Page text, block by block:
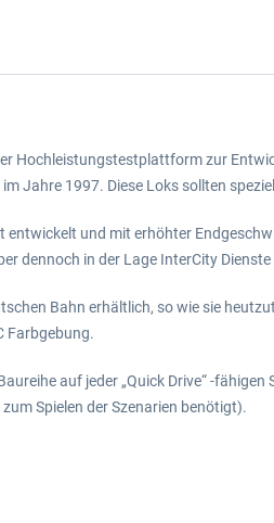
Hochleistungstestplattform zur
Jahre 1997. Diese Loks sollten
und mit erhöhter
dennoch in der Lage InterCity
Bahn erhältlich, so wie sie
Farbgebung.
auf jeder „Quick Drive“ -
Spielen der Szenarien benötigt).